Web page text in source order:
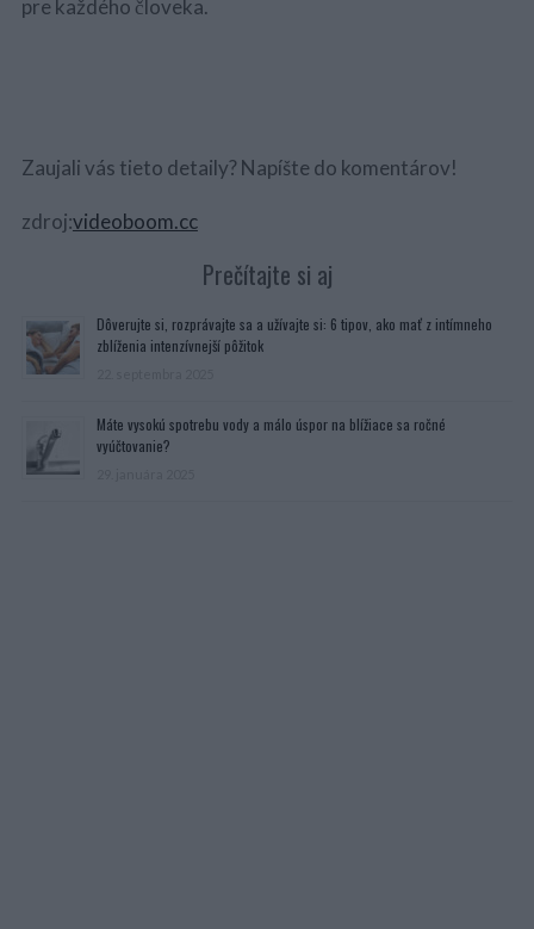
pre každého človeka.
Zaujali vás tieto detaily? Napíšte do komentárov!
zdroj:videoboom.cc
Prečítajte si aj
Dôverujte si, rozprávajte sa a užívajte si: 6 tipov, ako mať z intímneho
zblíženia intenzívnejší pôžitok
Máte vysokú spotrebu vody a málo úspor na blížiace sa ročné
vyúčtovanie?